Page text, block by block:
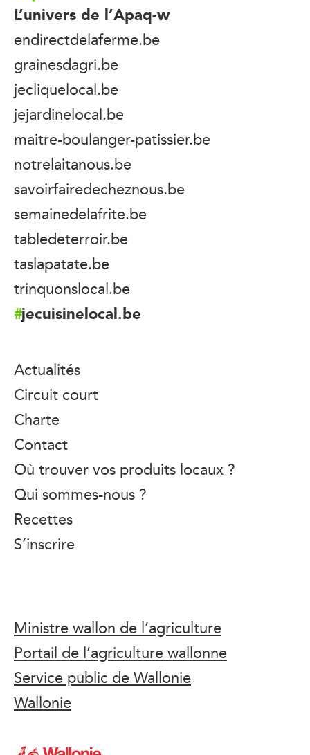
L’univers de l’Apaq-w
endirectdelaferme.be
grainesdagri.be
jecliquelocal.be
jejardinelocal.be
maitre-boulanger-patissier.be
notrelaitanous.be
savoirfairedecheznous.be
semainedelafrite.be
tabledeterroir.be
taslapatate.be
trinquonslocal.be
jecuisinelocal.be
Actualités
Circuit court
Charte
Contact
Où trouver vos produits locaux ?
Qui sommes-nous ?
Recettes
S’inscrire
Ministre wallon de l’agriculture
Portail de l’agriculture wallonne
Service public de Wallonie
Wallonie